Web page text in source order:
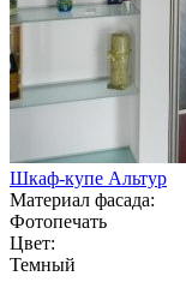
Шкаф-купе Альтур
Материал фасада:
Фотопечать
Цвет:
Темный